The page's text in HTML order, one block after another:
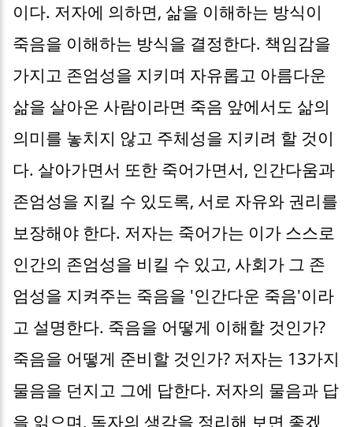
이다. 저자에 의하면, 삶을 이해하는 방식이
죽음을 이해하는 방식을 결정한다. 책임감을
가지고 존엄성을 지키며 자유롭고 아름다운
삶을 살아온 사람이라면 죽음 앞에서도 삶의
의미를 놓치지 않고 주체성을 지키려 할 것이
다. 살아가면서 또한 죽어가면서, 인간다움과
존엄성을 지킬 수 있도록, 서로 자유와 권리를
보장해야 한다. 저자는 죽어가는 이가 스스로
인간의 존엄성을 비킬 수 있고, 사회가 그 존
엄성을 지켜주는 죽음을 '인간다운 죽음'이라
고 설명한다. 죽음을 어떻게 이해할 것인가?
죽음을 어떻게 준비할 것인가? 저자는 13가지
물음을 던지고 그에 답한다. 저자의 물음과 답
을 읽으며, 독자의 생각을 정리해 보면 좋겠